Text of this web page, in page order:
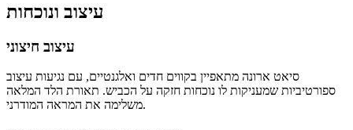
עיצוב ונוכחות
עיצוב חיצוני
סיאט ארונה מתאפיין בקווים חדים ואלגנטיים, עם נגיעות עיצוב
ספורטיביות שמעניקות לו נוכחות חזקה על הכביש. תאורת הלד המלאה
משלימה את המראה המודרני.